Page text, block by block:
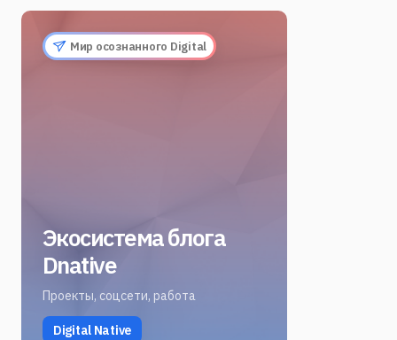
Мир осознанного Digital
Экосистема блога
Dnative
Проекты, соцсети, работа
Digital Native